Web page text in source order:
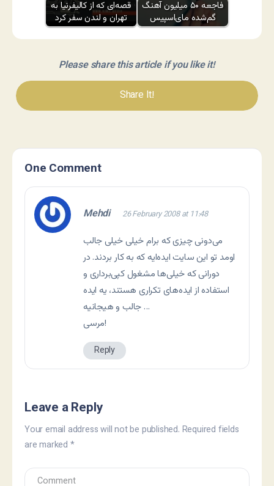
قصه‌ای که از کالیفرنیا به
تهران و لندن سفر کرد
فاجعه ۵۰ میلیون آهنگ
گم‌شده مای‌اسپیس
Please share this article if you like it!
Share It!
One Comment
Mehdi 26 February 2008 at 11:48
می‌دونی چیزی که برام خیلی خیلی جالب
اومد تو این سایت ایده‌ایه که به کار بردند. در
دورانی که خیلی‌ها مشغول کپی‌برداری و
استفاده از ایده‌های تکراری هستند، یه ایده
جالب و هیجانیه …
مرسی!
Reply
Leave a Reply
Your email address will not be published. Required fields
are marked *